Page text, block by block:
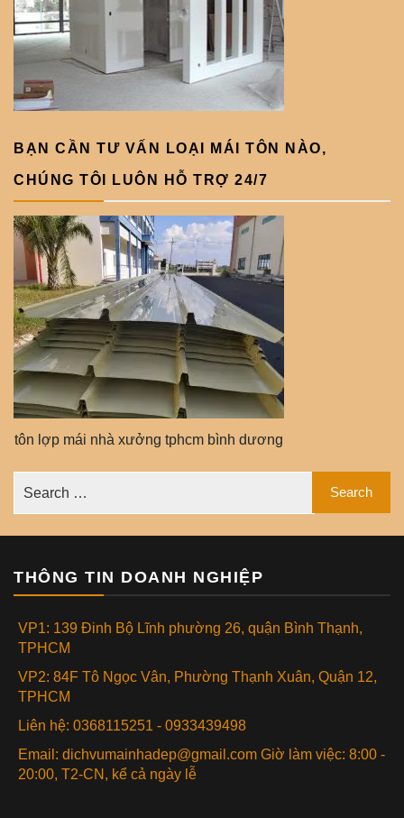
BẠN CẦN TƯ VẤN LOẠI MÁI TÔN NÀO,
CHÚNG TÔI LUÔN HỖ TRỢ 24/7
tôn lợp mái nhà xưởng tphcm bình dương
THÔNG TIN DOANH NGHIỆP
VP1: 139 Đinh Bộ Lĩnh phường 26, quận Bình Thạnh,
TPHCM
VP2: 84F Tô Ngọc Vân, Phường Thạnh Xuân, Quận 12,
TPHCM
Liên hệ: 0368115251 - 0933439498
Email: dichvumainhadep@gmail.com Giờ làm việc: 8:00 -
20:00, T2-CN, kể cả ngày lễ